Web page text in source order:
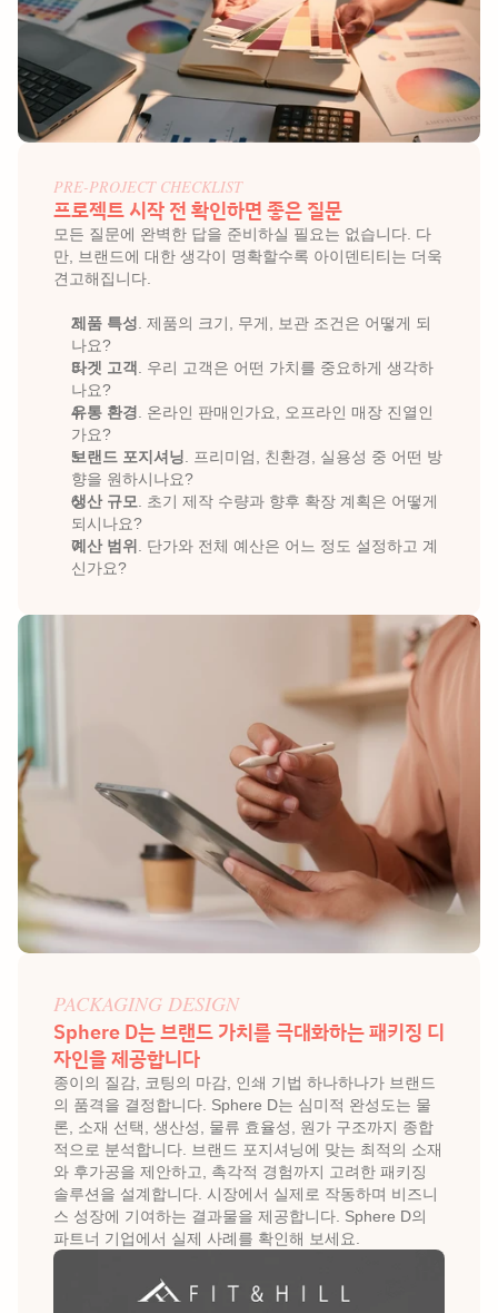
PRE-PROJECT CHECKLIST
프로젝트 시작 전 확인하면 좋은 질문
모든 질문에 완벽한 답을 준비하실 필요는 없습니다. 다
만, 브랜드에 대한 생각이 명확할수록 아이덴티티는 더욱
견고해집니다.
제품 특성 . 제품의 크기, 무게, 보관 조건은 어떻게 되
나요?
타겟 고객
. 우리 고객은 어떤 가치를 중요하게 생각하
나요?
유통 환경 . 온라인 판매인가요, 오프라인 매장 진열인
가요?
브랜드 포지셔닝 . 프리미엄, 친환경, 실용성 중 어떤 방
향을 원하시나요?
생산 규모
. 초기 제작 수량과 향후 확장 계획은 어떻게
되시나요?
예산 범위
. 단가와 전체 예산은 어느 정도 설정하고 계
신가요?
PACKAGING DESIGN
Sphere D는 브랜드 가치를 극대화하는 패키징 디
자인을 제공합니다
종이의 질감, 코팅의 마감, 인쇄 기법 하나하나가 브랜드
의 품격을 결정합니다. Sphere D는 심미적 완성도는 물
론, 소재 선택, 생산성, 물류 효율성, 원가 구조까지 종합
적으로 분석합니다. 브랜드 포지셔닝에 맞는 최적의 소재
와 후가공을 제안하고, 촉각적 경험까지 고려한 패키징
솔루션을 설계합니다. 시장에서 실제로 작동하며 비즈니
스 성장에 기여하는 결과물을 제공합니다. Sphere D의
파트너 기업에서 실제 사례를 확인해 보세요.